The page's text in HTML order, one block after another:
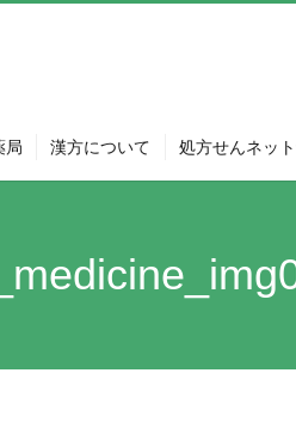
局 漢方について 処方せんネッ